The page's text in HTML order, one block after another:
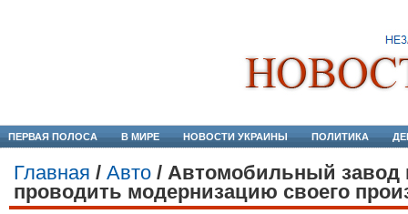
ПЕРВАЯ ПОЛОСА В МИРЕ НОВОСТИ УКРАИНЫ ПОЛИТИКА
Главная / Авто / Автомобильный завод
проводить модернизацию своего